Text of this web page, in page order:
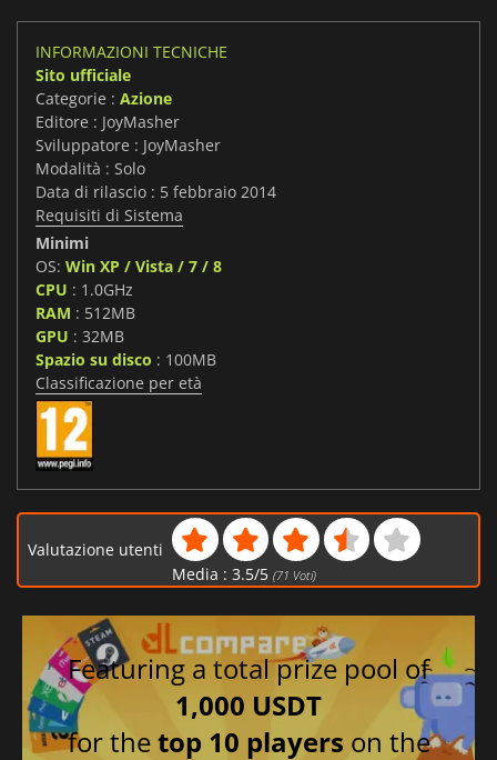
INFORMAZIONI TECNICHE
Sito ufficiale
Categorie : Azione
Editore : JoyMasher
Sviluppatore : JoyMasher
Modalità : Solo
Data di rilascio : 5 febbraio 2014
Requisiti di Sistema
Minimi
OS: Win XP / Vista / 7 / 8
CPU : 1.0GHz
RAM : 512MB
GPU : 32MB
Spazio su disco : 100MB
Classificazione per età
Valutazione utenti
Media : 3.5/5 (71 Voti)
Featuring a total prize pool of
1,000 USDT
for thetop 10 players on the